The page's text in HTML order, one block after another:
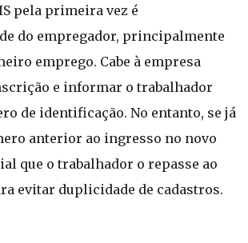
pela primeira vez é
do empregador, principalmente
emprego. Cabe à empresa
e informar o trabalhador
de identificação. No entanto, se já
anterior ao ingresso no novo
que o trabalhador o repasse ao
evitar duplicidade de cadastros.